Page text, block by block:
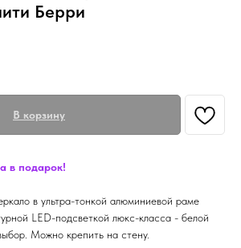
Берри
В корзину
в подарок!
в ультра-тонкой алюминиевой раме
LED-подсветкой люкс-класса - белой
Можно крепить на стену.